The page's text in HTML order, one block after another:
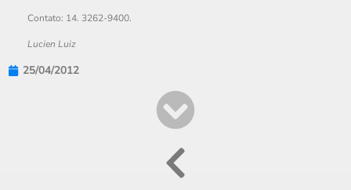
Contato: 14. 3262-9400.
Lucien Luiz
25/04/2012